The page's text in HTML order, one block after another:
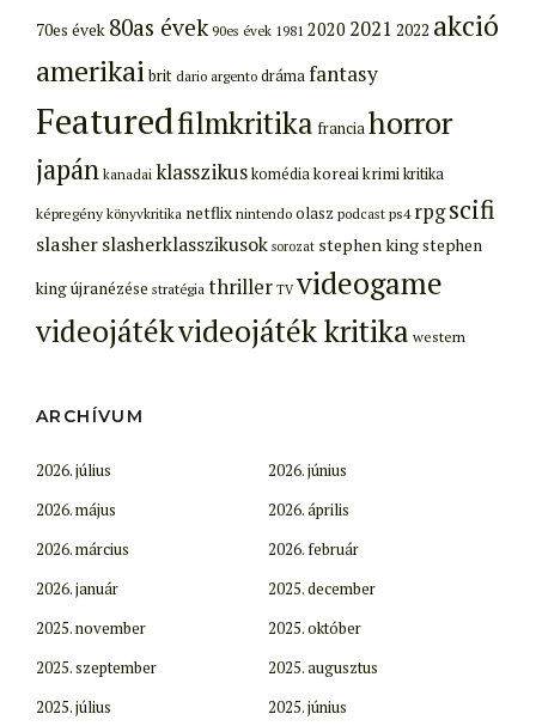
70es évek 80as évek 90es évek 1981 2020 2021 2022 akció
amerikaibrit dario argento drámafantasy
Featuredfilmkritika franciahorror
japán kanadai klasszikuskomédiakoreaikrimikritika
képregény könyvkritika netflix nintendo olasz podcast ps4 rpgscifi
slasherslasherklasszikusok sorozat stephen kingstephen
king újranézése stratégia thriller TV videogame
videojátékvideojáték kritika western
ARCHÍVUM
2026. július
2026. június
2026. május
2026. április
2026. március
2026. február
2026. január
2025. december
2025. november
2025. október
2025. szeptember
2025. augusztus
2025. július
2025. június